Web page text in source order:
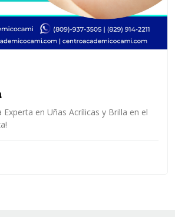
Experta en Uñas Acrílicas y Brilla en el